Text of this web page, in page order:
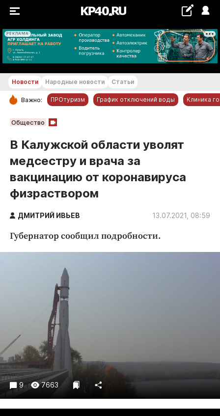
РЕКЛАМА
+20...+21 °С
РУБРИКИ
Новости компаний
Статьи
Народные новости
Авто и транспорт
Благоустройство
Культура
Образование
Общество
Погода
Праздники
Происшествия
Спорт
Экономика и бизнес
ПРОЕКТЫ
Блоги
Новости Народные новости Статьи
Важно: ПРОтуризм График отключений воды Клиника
Общество
В Калужской области уволят
медсестру и врача за
вакцинацию от коронавируса
физраствором
ДМИТРИЙ ИВЬЕВ 13.07.2021, 08:59
Губернатор сообщил подробности.
9 7663